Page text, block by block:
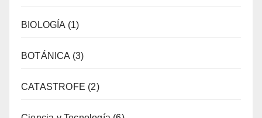
BIOLOGÍA (1)
BOTÁNICA (3)
CATASTROFE (2)